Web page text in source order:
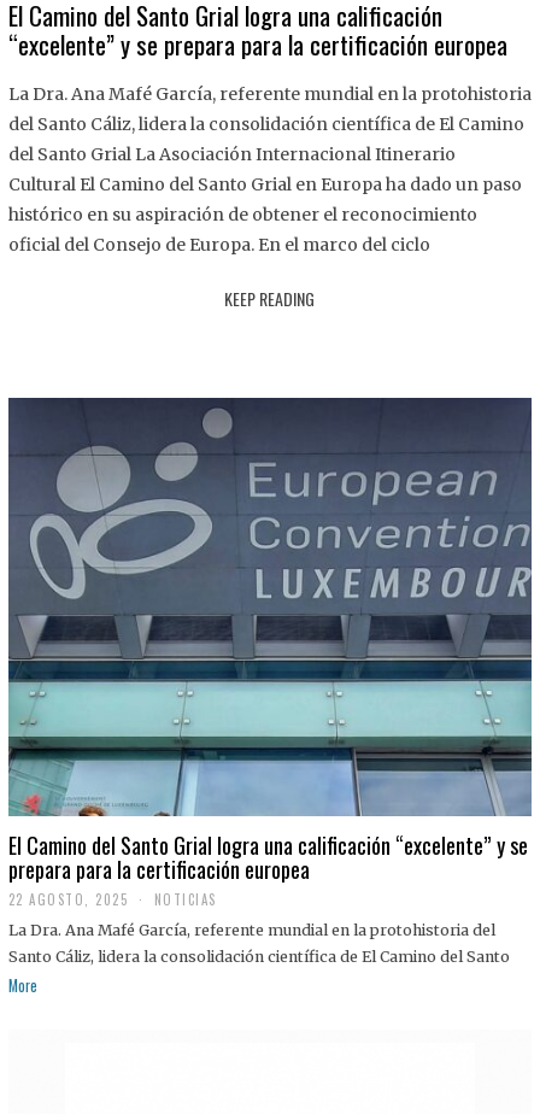
.
8
2
2
El Camino del Santo Grial logra una calificación
“excelente” y se prepara para la certificación europea
La Dra. Ana Mafé García, referente mundial en la protohistoria
del Santo Cáliz, lidera la consolidación científica de El Camino
del Santo Grial La Asociación Internacional Itinerario
Cultural El Camino del Santo Grial en Europa ha dado un paso
histórico en su aspiración de obtener el reconocimiento
oficial del Consejo de Europa. En el marco del ciclo
KEEP READING
El Camino del Santo Grial logra una calificación “excelente” y se
prepara para la certificación europea
22 AGOSTO, 2025
2
A
G
NOTICIAS
La Dra. Ana Mafé García, referente mundial en la protohistoria del
Santo Cáliz, lidera la consolidación científica de El Camino del Santo
More